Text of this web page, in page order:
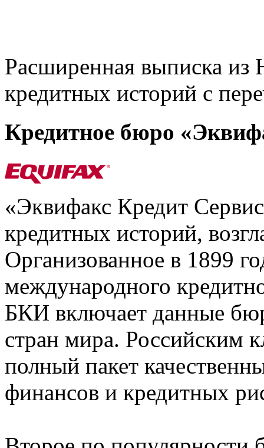
Расширенная выписка из
кредитных историй с
Кредитное бюро
«Эквифакс Кредит
кредитных историй,
Организованное в 1899
международного
БКИ включает данные
стран мира. Российским
полный пакет
финансов и кредитных